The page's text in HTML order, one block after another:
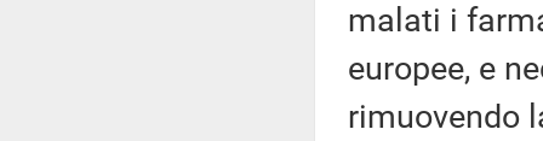
malati i
europee, e
rimuovendo